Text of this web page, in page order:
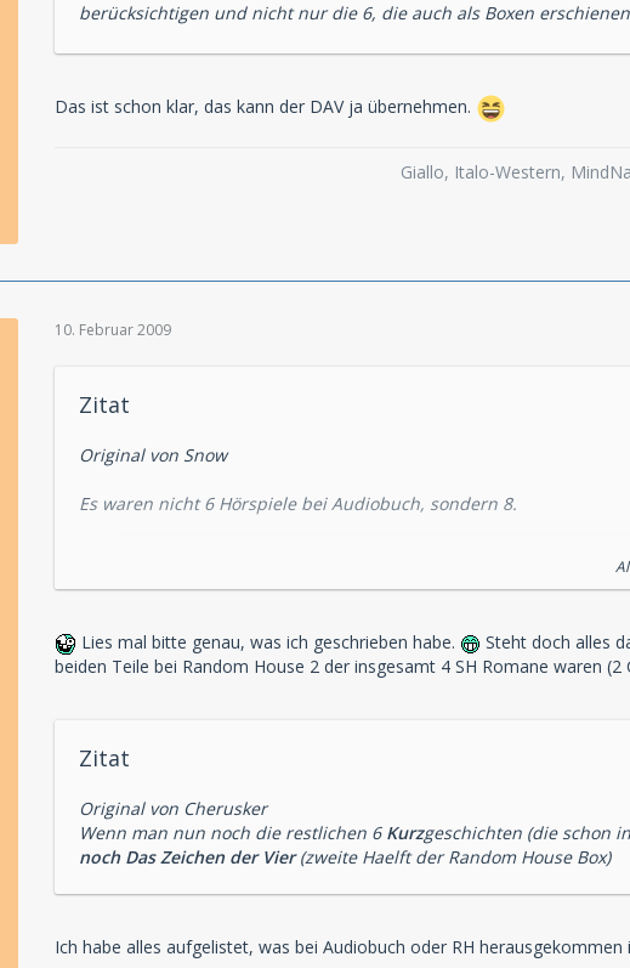
berücksichtigen und nicht nur die 6, die auch als Boxen
Das ist schon klar, das kann der DAV ja übernehmen.
Giallo, Italo-Western,
10. Februar 2009
Zitat
Original von Snow
Es waren nicht 6 Hörspiele bei Audiobuch, sondern 8.
Abbey Grange
Der zweite Fleck
Alle vom SWR und alle mit dem Duo Renneisen/Fitz
Lies mal bitte genau, was ich geschrieben habe.
Steht doch alles
beiden Teile bei Random House 2 der insgesamt 4 SH Romane waren (2
Zitat
Original von Cherusker
Wenn man nun noch die restlichen 6 Kurzgeschichten (die schon
noch Das Zeichen der Vier(zweite Haelft der Random House Box)
Ich habe alles aufgelistet, was bei Audiobuch oder RH